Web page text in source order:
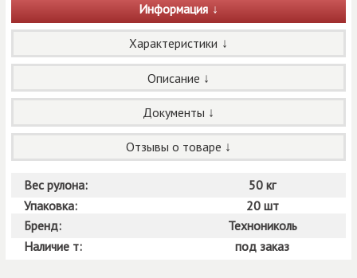
Информация
Характеристики
Описание
Документы
Отзывы о товаре
Вес рулона:
50 кг
Упаковка:
20 шт
Бренд:
Технониколь
Наличие т:
под заказ